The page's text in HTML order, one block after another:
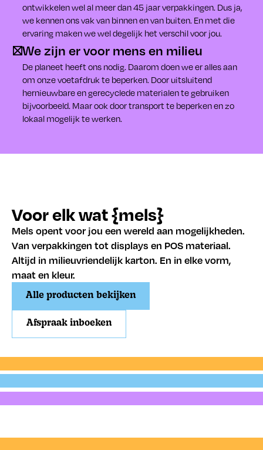
ontwikkelen wel al meer dan 45 jaar verpakkingen. Dus ja,
we kennen ons vak van binnen en van buiten. En met die
ervaring maken we wel degelijk het verschil voor jou.
We zijn er voor mens en milieu
De planeet heeft ons nodig. Daarom doen we er alles aan
om onze voetafdruk te beperken. Door uitsluitend
hernieuwbare en gerecyclede materialen te gebruiken
bijvoorbeeld. Maar ook door transport te beperken en zo
lokaal mogelijk te werken.
Voor elk wat {mels}
Mels opent voor jou een wereld aan mogelijkheden.
Van verpakkingen tot displays en POS materiaal.
Altijd in milieuvriendelijk karton. En in elke vorm,
maat en kleur.
Alle producten bekijken
Afspraak inboeken
Verzenden
Verpakken